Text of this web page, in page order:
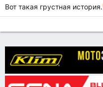
Вот такая грустная история.